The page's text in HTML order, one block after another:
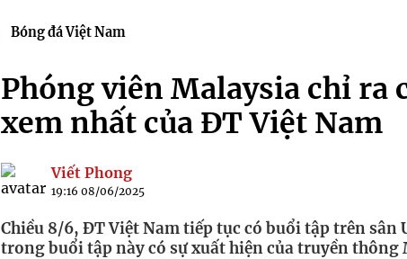
Bóng đá Việt Nam
Phóng viên Malaysia chỉ ra
xem nhất của ĐT Việt Nam
Viết Phong
19:16 08/06/2025
Chiều 8/6, ĐT Việt Nam tiếp tục có buổi tập trên sân
trong buổi tập này có sự xuất hiện của truyền thông